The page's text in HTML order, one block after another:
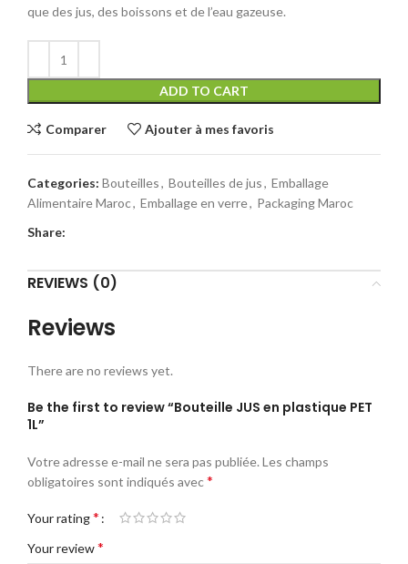
que des jus, des boissons et de l’eau gazeuse.
ADD TO CART
Comparer Ajouter à mes favoris
Categories: Bouteilles, Bouteilles de jus, Emballage
Alimentaire Maroc, Emballage en verre, Packaging Maroc
Share:
REVIEWS (0)
Reviews
There are no reviews yet.
Be the first to review “Bouteille JUS en plastique PET
1L”
Votre adresse e-mail ne sera pas publiée. Les champs
obligatoires sont indiqués avec*
Your rating*
Your review*